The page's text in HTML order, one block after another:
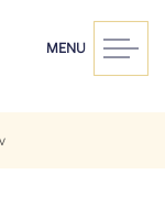
MENU